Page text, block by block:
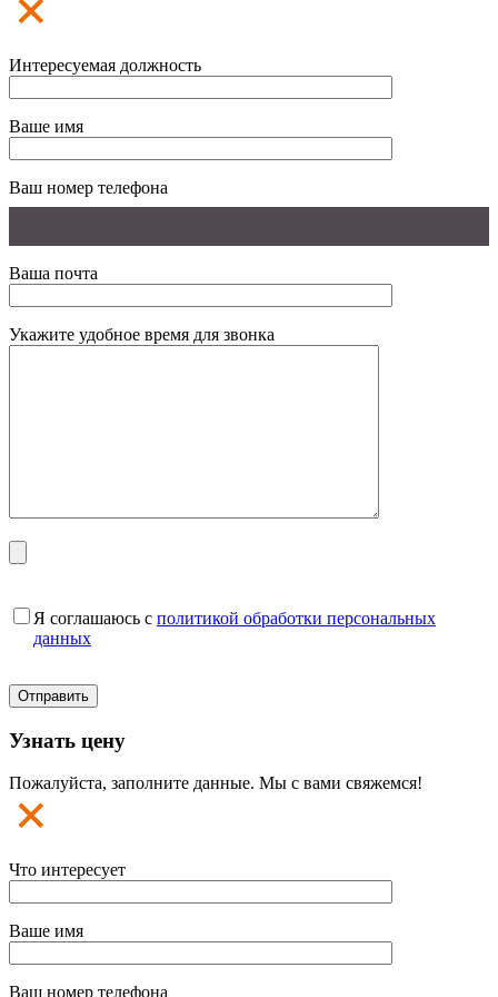
Интересуемая должность
Ваше имя
Ваш номер телефона
Ваша почта
Укажите удобное время для звонка
Я соглашаюсь с политикой обработки персональных
данных
Узнать цену
Пожалуйста, заполните данные. Мы с вами свяжемся!
Что интересует
Ваше имя
Ваш номер телефона